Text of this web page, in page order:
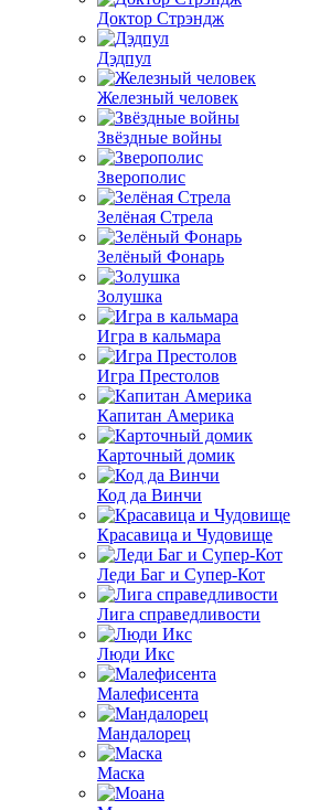
Доктор Стрэндж
Дэдпул
Железный человек
Звёздные войны
Зверополис
Зелёная Стрела
Зелёный Фонарь
Золушка
Игра в кальмара
Игра Престолов
Капитан Америка
Карточный домик
Код да Винчи
Красавица и Чудовище
Леди Баг и Супер-Кот
Лига справедливости
Люди Икс
Малефисента
Мандалорец
Маска